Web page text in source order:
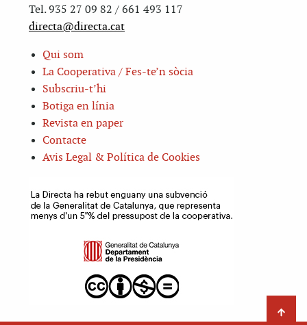
Tel. 935 27 09 82 / 661 493 117
directa@directa.cat
Qui som
La Cooperativa / Fes-te’n sòcia
Subscriu-t’hi
Botiga en línia
Revista en paper
Contacte
Avis Legal & Política de Cookies